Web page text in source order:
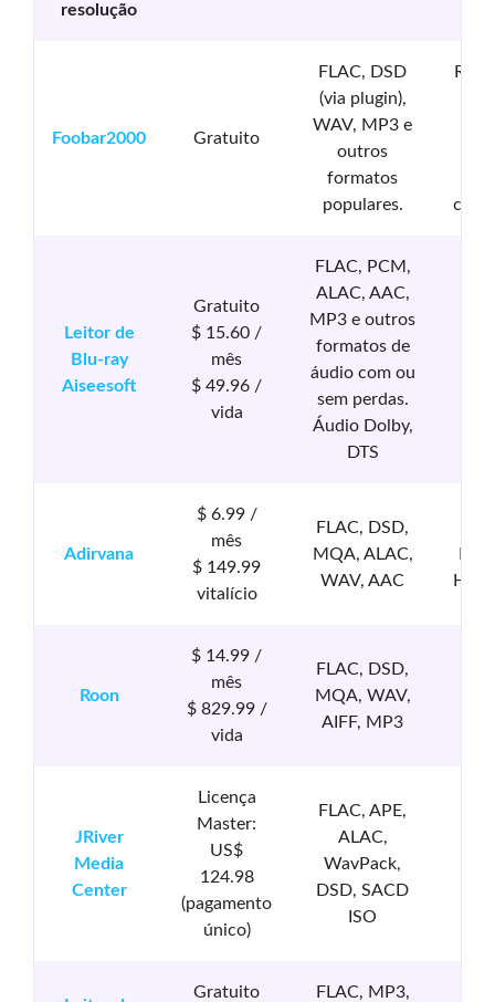
resolução
Foobar2000 Gratuito
FLAC, DSD
(via plugin),
WAV, MP3 e
outros
formatos
populares.
Leitor de
Blu-ray
Aiseesoft
Gratuito
$ 15.60 /
mês
$ 49.96 /
vida
FLAC, PCM,
ALAC, AAC,
MP3 e outros
formatos de
áudio com ou
sem perdas.
Áudio Dolby,
DTS
Adirvana
$ 6.99 /
mês
$ 149.99
vitalício
FLAC, DSD,
MQA, ALAC,
WAV, AAC
HRA
Roon
$ 14.99 /
mês
$ 829.99 /
vida
FLAC, DSD,
MQA, WAV,
AIFF, MP3
JRiver
Media
Center
Licença
Master:
US$
124.98
(pagamento
único)
FLAC, APE,
ALAC,
WavPack,
DSD, SACD
ISO
Gratuito FLAC, MP3,